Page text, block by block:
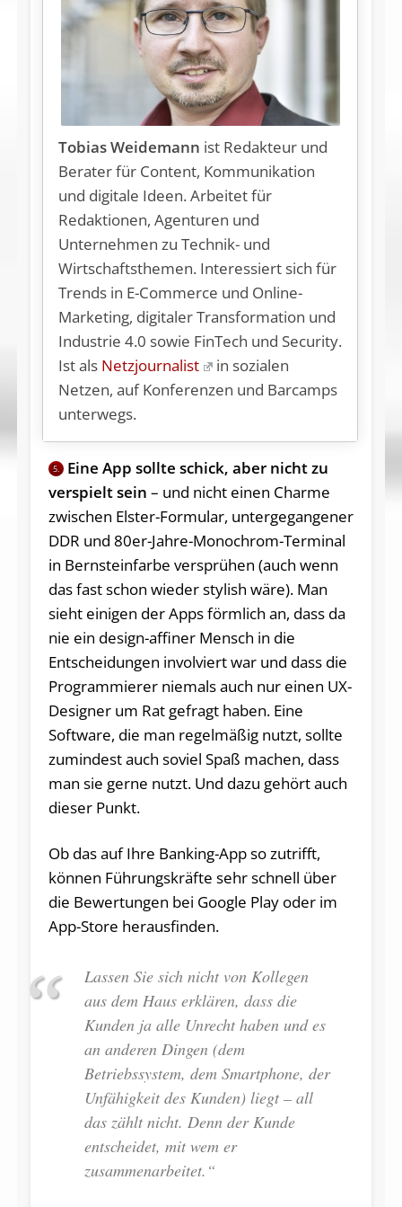
Tobias Weidemann ist Redakteur und
Berater für Content, Kommunikation
und digitale Ideen. Arbeitet für
Redaktionen, Agenturen und
Unternehmen zu Technik- und
Wirtschaftsthemen. Interessiert sich für
Trends in E-Commerce und Online-
Marketing, digitaler Transformation und
Industrie 4.0 sowie FinTech und Security.
Ist als Netzjournalist
in sozialen
Netzen, auf Konferenzen und Barcamps
unterwegs.
5.
Eine App sollte schick, aber nicht zu
verspielt sein – und nicht einen Charme
zwischen Elster-Formular, untergegangener
DDR und 80er-Jahre-Monochrom-Terminal
in Bernsteinfarbe versprühen (auch wenn
das fast schon wieder stylish wäre). Man
sieht einigen der Apps förmlich an, dass da
nie ein design-affiner Mensch in die
Entscheidungen involviert war und dass die
Programmierer niemals auch nur einen UX-
Designer um Rat gefragt haben. Eine
Software, die man regelmäßig nutzt, sollte
zumindest auch soviel Spaß machen, dass
man sie gerne nutzt. Und dazu gehört auch
dieser Punkt.
Ob das auf Ihre Banking-App so zutrifft,
können Führungskräfte sehr schnell über
die Bewertungen bei Google Play oder im
App-Store herausfinden.
Lassen Sie sich nicht von Kollegen
aus dem Haus erklären, dass die
Kunden ja alle Unrecht haben und es
an anderen Dingen (dem
Betriebssystem, dem Smartphone, der
Unfähigkeit des Kunden) liegt – all
das zählt nicht. Denn der Kunde
entscheidet, mit wem er
zusammenarbeitet.“